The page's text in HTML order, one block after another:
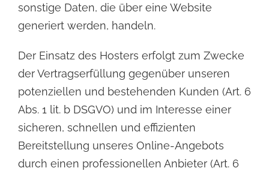
sonstige Daten, die über eine Website
generiert werden, handeln.
Der Einsatz des Hosters erfolgt zum Zwecke
der Vertragserfüllung gegenüber unseren
potenziellen und bestehenden Kunden (Art. 6
Abs. 1 lit. b DSGVO) und im Interesse einer
sicheren, schnellen und effizienten
Bereitstellung unseres Online-Angebots
durch einen professionellen Anbieter (Art. 6